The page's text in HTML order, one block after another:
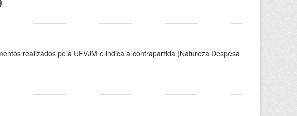
realizados pela UFVJM e indica a contrapartida (Natureza Despesa